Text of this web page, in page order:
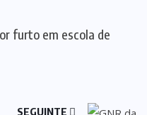
furto em escola de
SEGUINTE